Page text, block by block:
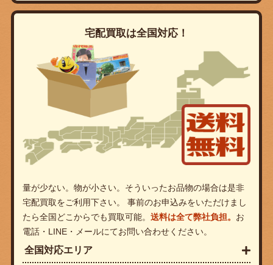
宅配買取は全国対応！
量が少ない。物が小さい。そういったお品物の場合は是非
宅配買取をご利用下さい。 事前のお申込みをいただけまし
たら全国どこからでも買取可能。 送料は全て弊社負担。 お
電話・LINE・メールにてお問い合わせください。
全国対応エリア